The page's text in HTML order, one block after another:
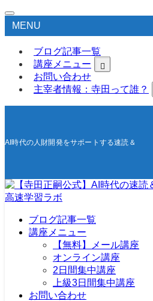
MENU
ブログ記事一覧
講座メニュー
お問い合わせ
主宰者情報：寺田って誰？
AI時代の人財開発をサポートする速読＆高速
ブログ記事一覧
講座メニュー
【無料】メール講座
オンライン講座
2日間集中講座
上級3日間集中講座
お問い合わせ